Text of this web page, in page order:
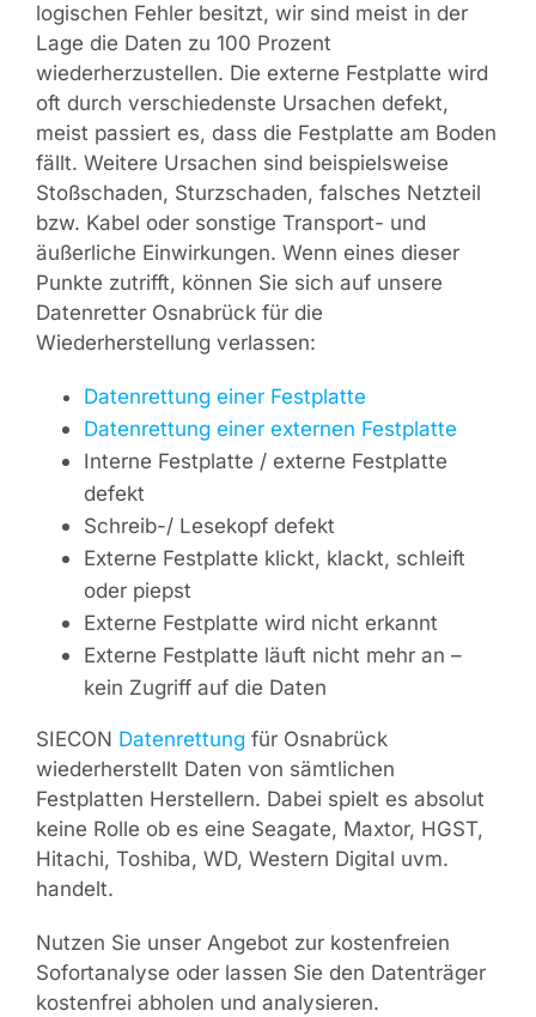
logischen Fehler besitzt, wir sind meist in der
Lage die Daten zu 100 Prozent
wiederherzustellen. Die externe Festplatte wird
oft durch verschiedenste Ursachen defekt,
meist passiert es, dass die Festplatte am Boden
fällt. Weitere Ursachen sind beispielsweise
Stoßschaden, Sturzschaden, falsches Netzteil
bzw. Kabel oder sonstige Transport- und
äußerliche Einwirkungen. Wenn eines dieser
Punkte zutrifft, können Sie sich auf unsere
Datenretter Osnabrück für die
Wiederherstellung verlassen:
Datenrettung einer Festplatte
Datenrettung einer externen Festplatte
Interne Festplatte / externe Festplatte
defekt
Schreib-/ Lesekopf defekt
Externe Festplatte klickt, klackt, schleift
oder piepst
Externe Festplatte wird nicht erkannt
Externe Festplatte läuft nicht mehr an –
kein Zugriff auf die Daten
SIECON Datenrettungfür Osnabrück
wiederherstellt Daten von sämtlichen
Festplatten Herstellern. Dabei spielt es absolut
keine Rolle ob es eine Seagate, Maxtor, HGST,
Hitachi, Toshiba, WD, Western Digital uvm.
handelt.
Nutzen Sie unser Angebot zur kostenfreien
Sofortanalyse oder lassen Sie den Datenträger
kostenfrei abholen und analysieren.